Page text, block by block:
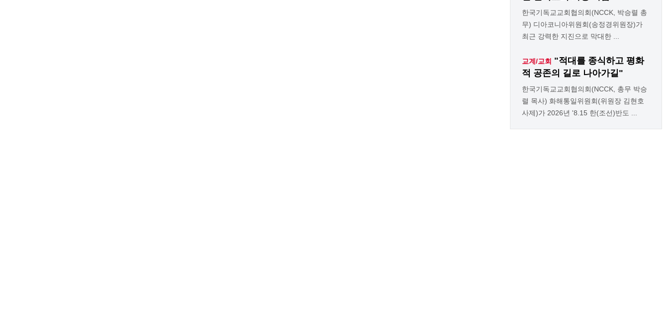
한국기독교교회협의회(NCCK, 박승렬 총
무) 디아코니아위원회(송정경위원장)가
최근 강력한 지진으로 막대한 ...
교계/교회 "적대를 종식하고 평화
적 공존의 길로 나아가길"
한국기독교교회협의회(NCCK, 총무 박승
렬 목사) 화해통일위원회(위원장 김현호
사제)가 2026년 '8.15 한(조선)반도 ...